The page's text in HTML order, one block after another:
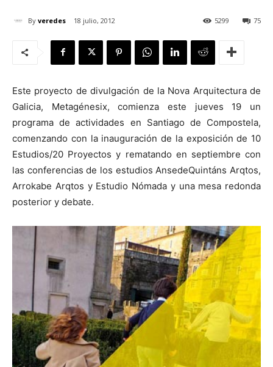
By veredes 18 julio, 2012 75
5299
Este proyecto de divulgación de la Nova Arquitectura de
Galicia, Metagénesix, comienza este jueves 19 un
programa de actividades en Santiago de Compostela,
comenzando con la inauguración de la exposición de 10
Estudios/20 Proyectos y rematando en septiembre con
las conferencias de los estudios AnsedeQuintáns Arqtos,
Arrokabe Arqtos y Estudio Nómada y una mesa redonda
posterior y debate.